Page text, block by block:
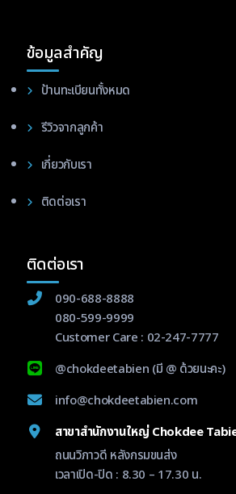
ข้อมูลสำคัญ
ป้านทะเบียนทั้งหมด
รีวิวจากลูกค้า
เกี่ยวกับเรา
ติดต่อเรา
ติดต่อเรา
090-688-8888
080-599-9999
Customer Care : 02-247-7777
@chokdeetabien (มี @ ด้วยนะคะ)
info@chokdeetabien.com
สาขาสำนักงานใหญ่ Chokdee
ถนนวิภาวดี หลังกรมขนส่ง
เวลาเปิด-ปิด : 8.30 – 17.30 น.